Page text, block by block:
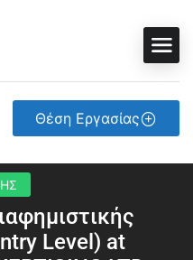
Θέση Εργασίας
Level) at